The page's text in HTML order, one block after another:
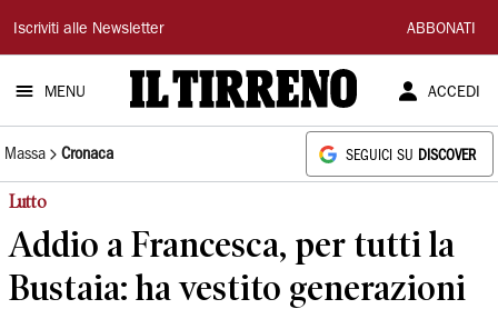
Il
Tirreno
Iscriviti alle Newsletter ABBONATI
MENU ACCEDI
Massa Cronaca SEGUICI SU DISCOVER
Lutto
Addio a Francesca, per tutti la
Bustaia: ha vestito generazioni